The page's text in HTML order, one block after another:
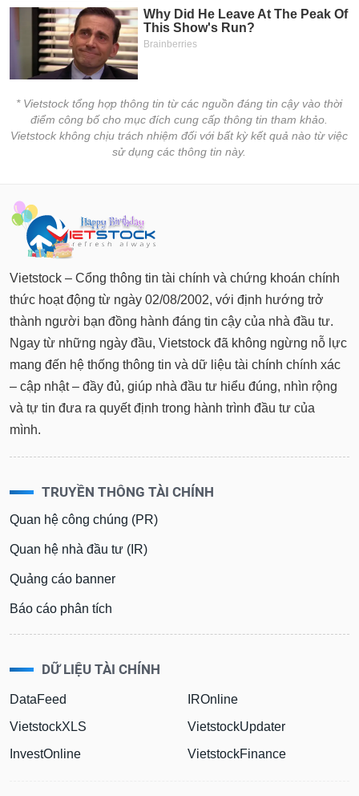
* Vietstock tổng hợp thông tin từ các nguồn đáng tin cậy vào thời
điểm công bố cho mục đích cung cấp thông tin tham khảo.
Vietstock không chịu trách nhiệm đối với bất kỳ kết quả nào từ việc
sử dụng các thông tin này.
Vietstock – Cổng thông tin tài chính và chứng khoán chính
thức hoạt động từ ngày 02/08/2002, với định hướng trở
thành người bạn đồng hành đáng tin cậy của nhà đầu tư.
Ngay từ những ngày đầu, Vietstock đã không ngừng nỗ lực
mang đến hệ thống thông tin và dữ liệu tài chính chính xác
– cập nhật – đầy đủ, giúp nhà đầu tư hiểu đúng, nhìn rộng
và tự tin đưa ra quyết định trong hành trình đầu tư của
mình.
TRUYỀN THÔNG TÀI CHÍNH
Quan hệ công chúng (PR)
Quan hệ nhà đầu tư (IR)
Quảng cáo banner
Báo cáo phân tích
DỮ LIỆU TÀI CHÍNH
DataFeed
VietstockXLS
InvestOnline
IROnline
VietstockUpdater
VietstockFinance